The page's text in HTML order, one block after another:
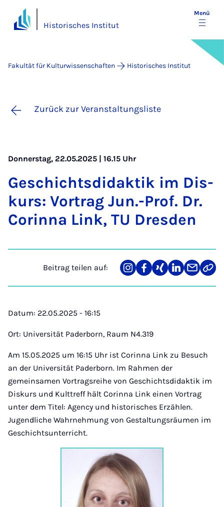
Historisches Institut
Menü
Fakultät für Kulturwissenschaften Historisches Institut
Zurück zur Veranstaltungsliste
Donnerstag, 22.05.2025 | 16.15 Uhr
Ge­schichts­di­dak­tik im Dis­
kurs: Vor­trag Jun.-Prof. Dr.
Co­rin­na Link, TU Dres­den
Beitrag teilen auf:
Teilen
auf
Teilen
auf
Teilen
auf
Teilen
auf
Teilen
über
Link
Datum: 22.05.2025 - 16:15
Ort: Universität Paderborn, Raum N4.319
Am 15.05.2025 um 16:15 Uhr ist Corinna Link zu Besuch
an der Universität Paderborn. Im Rahmen der
gemeinsamen Vortragsreihe von Geschichtsdidaktik im
Diskurs und Kulttreff hält Corinna Link einen Vortrag
unter dem Titel: Agency und historisches Erzählen.
Jugendliche Wahrnehmung von Gestaltungsräumen im
Geschichtsunterricht.